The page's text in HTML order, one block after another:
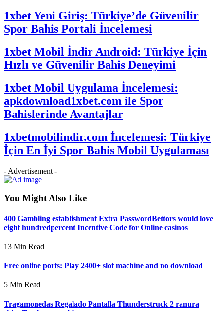
1xbet Yeni Giriş: Türkiye’de Güvenilir
Spor Bahis Portali İncelemesi
1xbet Mobil İndir Android: Türkiye İçin
Hızlı ve Güvenilir Bahis Deneyimi
1xbet Mobil Uygulama İncelemesi:
apkdownload1xbet.com ile Spor
Bahislerinde Avantajlar
1xbetmobilindir.com İncelemesi: Türkiye
İçin En İyi Spor Bahis Mobil Uygulaması
- Advertisement -
You Might Also Like
400 Gambling establishment Extra PasswordBettors would love
eight hundredpercent Incentive Code for Online casinos
13 Min Read
Free online ports: Play 2400+ slot machine and no download
5 Min Read
Tragamonedas Regalado Pantalla Thunderstruck 2 ranura